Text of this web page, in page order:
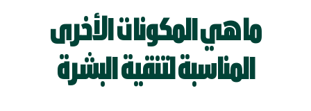
ما هي المكونات الأخرى
المناسبة لتنقية البشرة